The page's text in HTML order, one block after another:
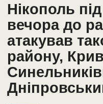
Нікополь
вечора до
атакував
району,